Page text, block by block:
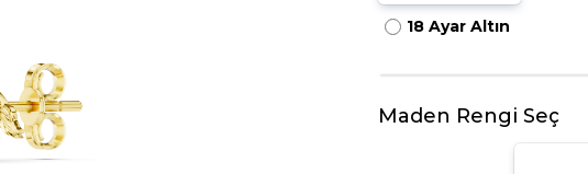
TAMTUR YÜZÜK
18 Ayar Altın
Maden Rengi Seç